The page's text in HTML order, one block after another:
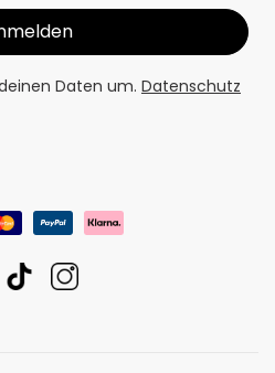
Daten um. Datenschutz